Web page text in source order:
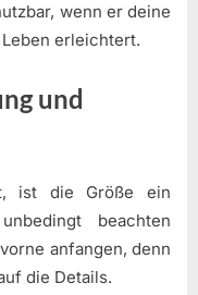
wenn er deine
erleichtert.
und
ist die Größe ein
beachten
anfangen, denn
die Details.